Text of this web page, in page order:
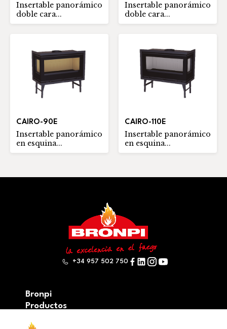
Insertable panorámico
doble cara...
Insertable panorámico
doble cara...
CAIRO-90E
Insertable panorámico
en esquina...
CAIRO-110E
Insertable panorámico
en esquina...
+34 957 502 750
Bronpi
Productos
Serie leña